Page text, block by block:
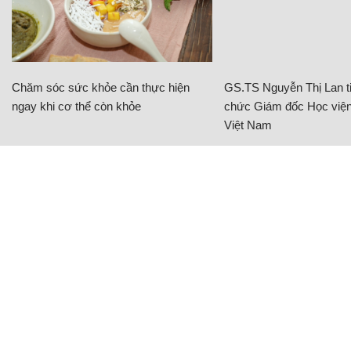
Chăm sóc sức khỏe cần thực hiện
ngay khi cơ thể còn khỏe
GS.TS Nguyễn Thị Lan
chức Giám đốc Học
Việt Nam